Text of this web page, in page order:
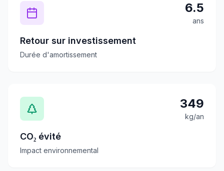
6.5
ans
Retour sur investissement
Durée d'amortissement
349
kg/an
CO₂ évité
Impact environnemental